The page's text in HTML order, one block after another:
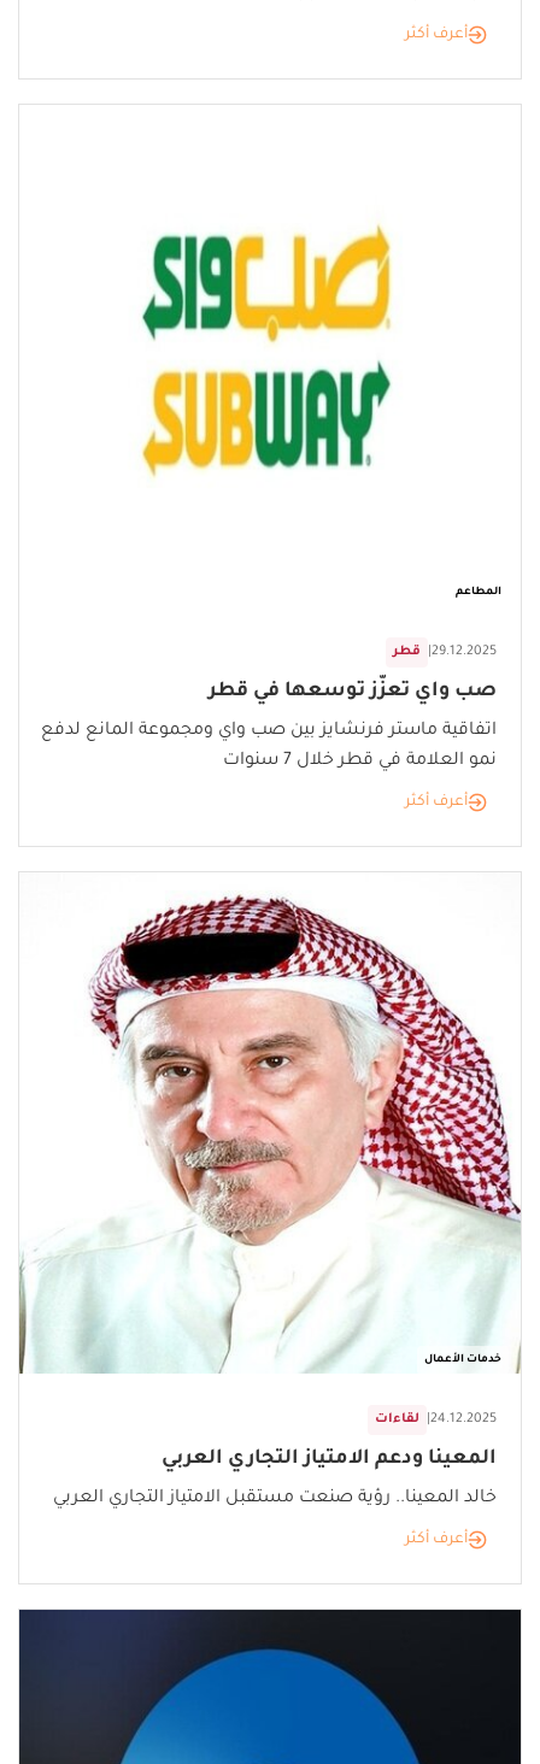
أعرف أكثر
المطاعم
قطر 29.12.2025
صب واي تعزّز توسعها في قطر
اتفاقية ماستر فرنشايز بين صب واي ومجموعة المانع لدفع
نمو العلامة في قطر خلال 7 سنوات
أعرف أكثر
خدمات الأعمال
لقاءات 24.12.2025
المعينا ودعم الامتياز التجاري العربي
خالد المعينا.. رؤية صنعت مستقبل الامتياز التجاري العربي
أعرف أكثر